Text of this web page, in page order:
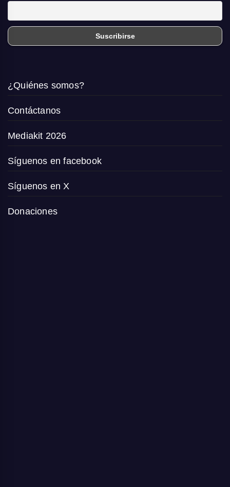
¿Quiénes somos?
Contáctanos
Mediakit 2026
Síguenos en facebook
Síguenos en X
Donaciones